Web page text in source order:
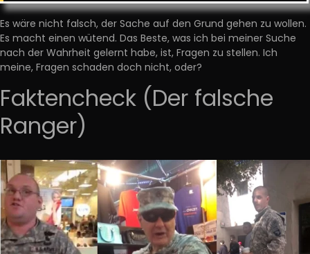
Es wäre nicht falsch, der Sache auf den Grund gehen zu wollen.
Es macht einen wütend. Das Beste, was ich bei meiner Suche
nach der Wahrheit gelernt habe, ist, Fragen zu stellen. Ich
meine, Fragen schaden doch nicht, oder?
Faktencheck (Der falsche
Ranger)